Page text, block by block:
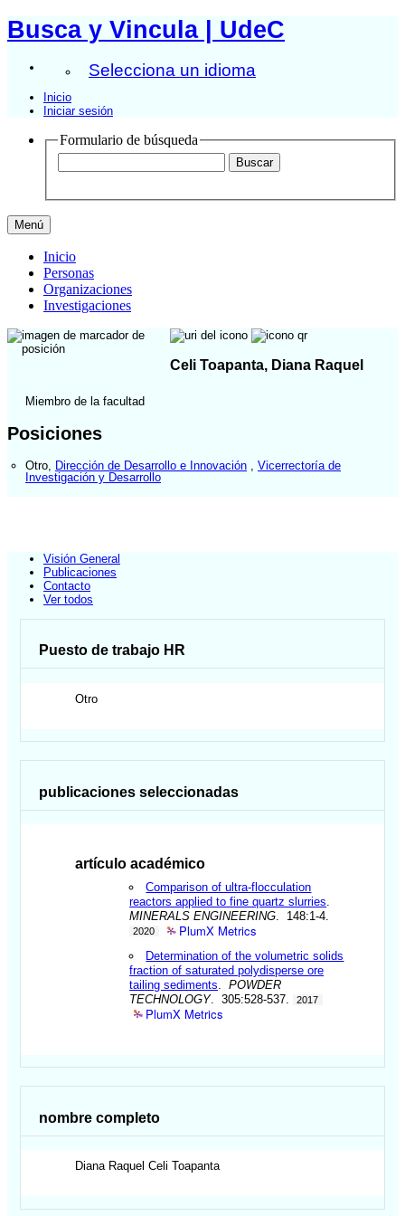
Busca y Vincula | UdeC
Selecciona un idioma
Inicio
Iniciar sesión
Formulario de búsqueda
Menú
Inicio
Personas
Organizaciones
Investigaciones
Celi Toapanta, Diana Raquel
Miembro de la facultad
Posiciones
Otro Dirección de Desarrollo e Innovación
Vicerrectoría de
Investigación y Desarrollo
Visión General
Publicaciones
Contacto
Ver todos
Puesto de trabajo HR
Otro
publicaciones seleccionadas
artículo académico
Comparison of ultra-flocculation
reactors applied to fine quartz slurries
MINERALS ENGINEERING . 148:1-4.
2020 PlumX Metrics
Determination of the volumetric solids
fraction of saturated polydisperse ore
tailing sediments .POWDER
TECHNOLOGY. 305:528-537. 2017
PlumX Metrics
nombre completo
Diana Raquel Celi Toapanta